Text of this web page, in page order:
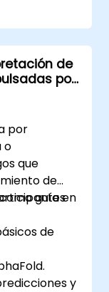
profundo
por IA en el
de
por
por
o
que
de
guía en
de
y